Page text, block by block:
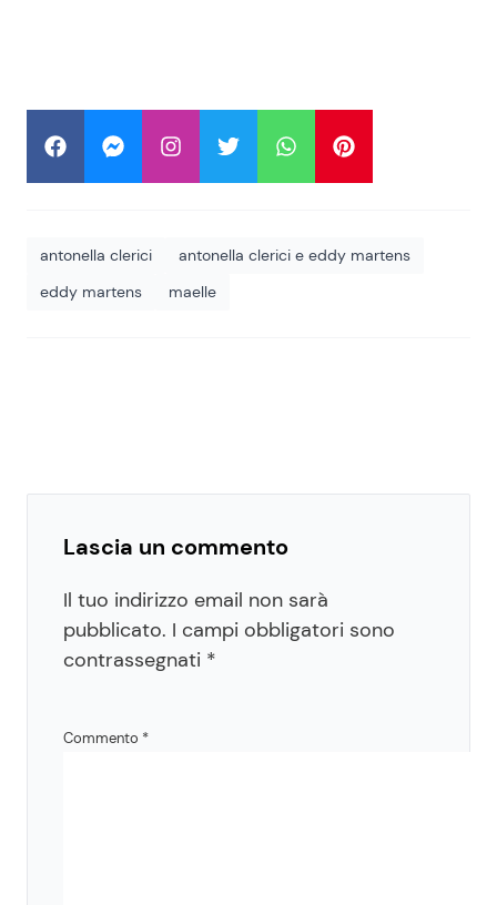
antonella clerici
antonella clerici e eddy martens
eddy martens
maelle
Lascia un commento
Il tuo indirizzo email non sarà
pubblicato. I campi obbligatori sono
contrassegnati *
Commento *